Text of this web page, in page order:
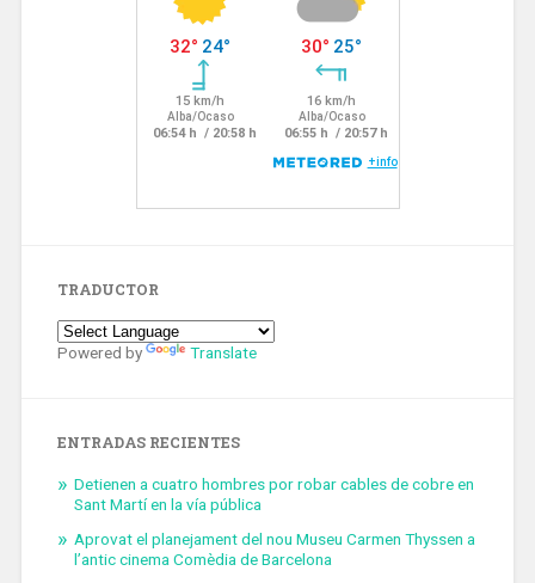
TRADUCTOR
Powered by Translate
ENTRADAS RECIENTES
Detienen a cuatro hombres por robar cables de cobre en
Sant Martí en la vía pública
Aprovat el planejament del nou Museu Carmen Thyssen a
l’antic cinema Comèdia de Barcelona